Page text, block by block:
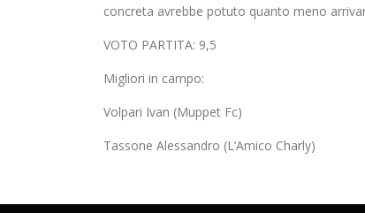
concreta avrebbe potuto quanto meno
VOTO PARTITA: 9,5
Migliori in campo:
Volpari Ivan (Muppet Fc)
Tassone Alessandro (L’Amico Charly)